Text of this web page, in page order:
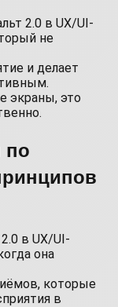
2.0 в UX/UI-
не
и делает
экраны, это
по
в UX/UI-
она
которые
в